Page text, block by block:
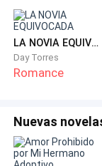
7. Casarse con
señor ULISES
escoja para
obligación,
Para cuando
pálido y sentía
estómago hacia
LA NOVIA EQUIVOCADA
Day Torres
Romance
Nuevas